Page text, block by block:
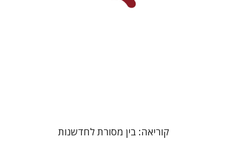
קוריאה: בין מסורת לחדשנות